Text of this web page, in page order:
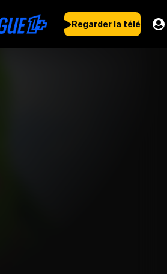
Regarder la télé